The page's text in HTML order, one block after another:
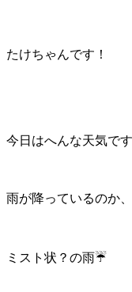
たけちゃんです！
今日はへんな天気で
雨が降っているのか
ミスト状？の雨☔